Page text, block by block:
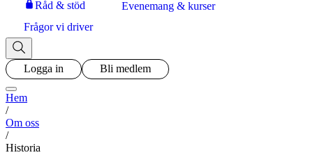
Råd & stöd
Evenemang & kurser
Frågor vi driver
Logga in Bli medlem
Hem
/
Om oss
/
Historia